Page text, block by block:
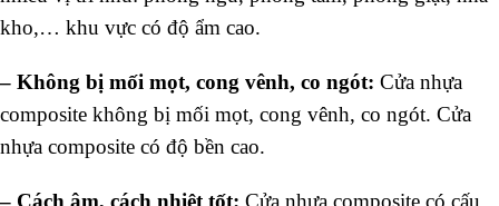
kho,… khu vực có độ ẩm cao.
– Không bị mối mọt, cong vênh, co ngót: Cửa nhựa
composite không bị mối mọt, cong vênh, co ngót. Cửa
nhựa composite có độ bền cao.
– Cách âm, cách nhiệt tốt: Cửa nhựa composite có cấu